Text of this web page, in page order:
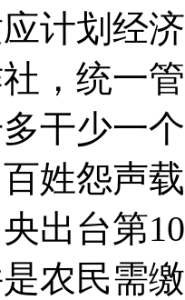
计划经
，统一
干少一
姓怨声
出台第
农民需